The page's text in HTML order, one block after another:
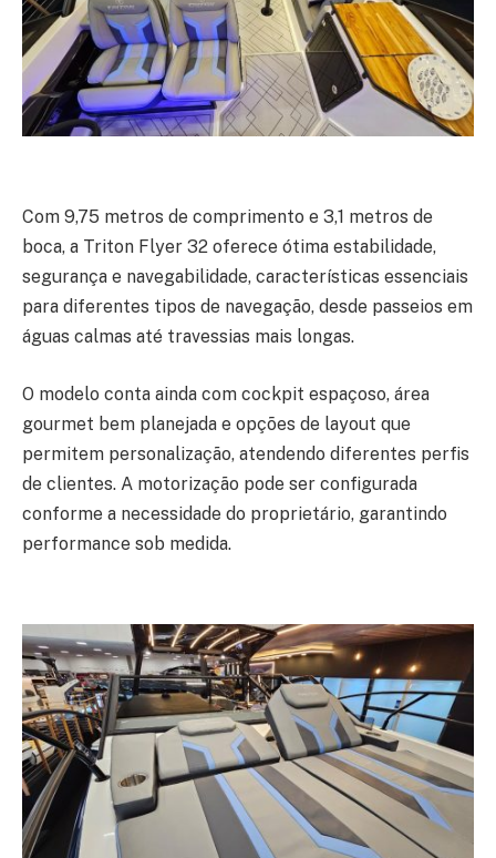
Com 9,75 metros de comprimento e 3,1 metros de
boca, a Triton Flyer 32 oferece ótima estabilidade,
segurança e navegabilidade, características essenciais
para diferentes tipos de navegação, desde passeios em
águas calmas até travessias mais longas.
O modelo conta ainda com cockpit espaçoso, área
gourmet bem planejada e opções de layout que
permitem personalização, atendendo diferentes perfis
de clientes. A motorização pode ser configurada
conforme a necessidade do proprietário, garantindo
performance sob medida.